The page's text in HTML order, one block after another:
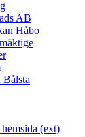
AB
Håbo
Bålsta
(ext)